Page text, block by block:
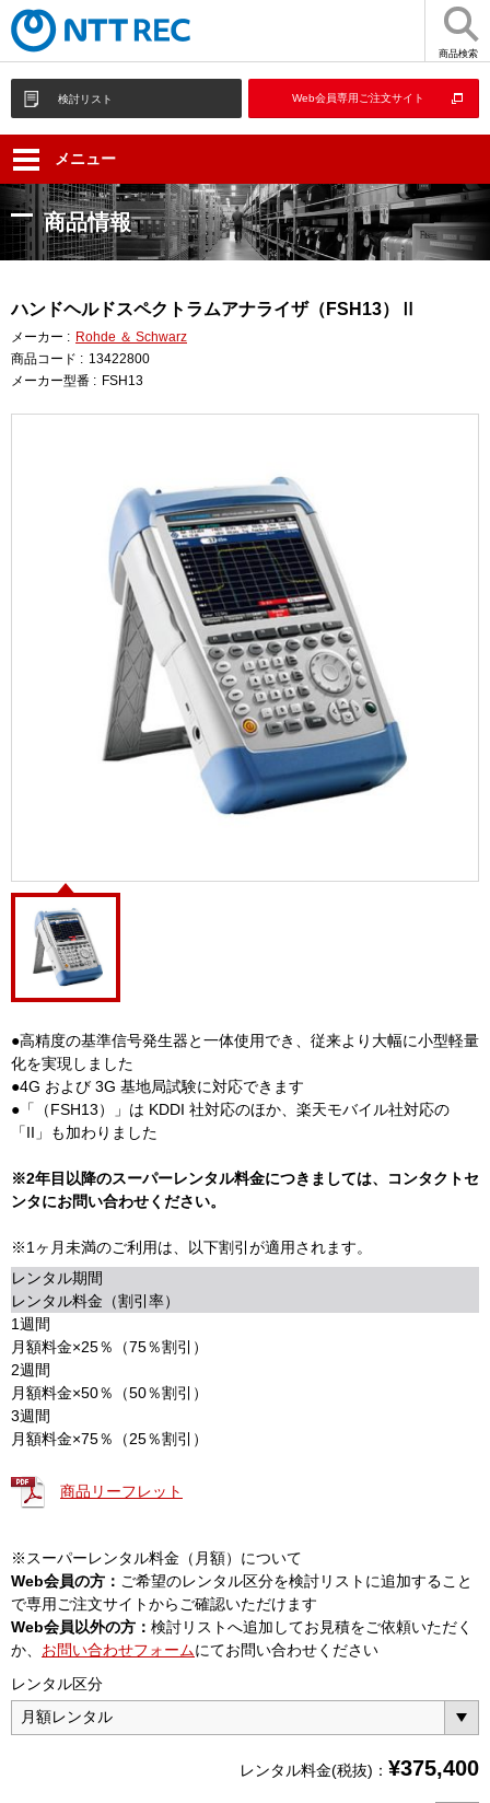
商品検索
検討リスト Web会員専用ご注文サイト
メニュー
商品情報
ハンドヘルドスペクトラムアナライザ（FSH13）Ⅱ
メーカー : Rohde ＆ Schwarz
商品コード : 13422800
メーカー型番 : FSH13
●高精度の基準信号発生器と一体使用でき、従来より大幅に小型軽量
化を実現しました
●4G および 3G 基地局試験に対応できます
●「（FSH13）」は KDDI 社対応のほか、楽天モバイル社対応の
「II」も加わりました
※2年目以降のスーパーレンタル料金につきましては、コンタクトセ
ンタにお問い合わせください。
※1ヶ月未満のご利用は、以下割引が適用されます。
レンタル期間
レンタル料金（割引率）
1週間
月額料金×25％（75％割引）
2週間
月額料金×50％（50％割引）
3週間
月額料金×75％（25％割引）
商品リーフレット
※スーパーレンタル料金（月額）について
Web会員の方： ご希望のレンタル区分を検討リストに追加すること
で専用ご注文サイトからご確認いただけます
Web会員以外の方： 検討リストへ追加してお見積をご依頼いただく
か、 お問い合わせフォームにてお問い合わせください
レンタル区分
レンタル料金(税抜)： ¥375,400